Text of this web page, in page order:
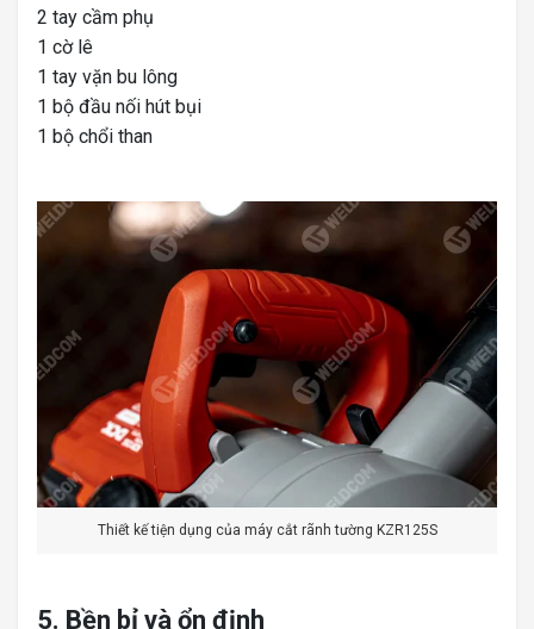
2 tay cầm phụ
1 cờ lê
1 tay vặn bu lông
1 bộ đầu nối hút bụi
1 bộ chổi than
Thiết kế tiện dụng của máy cắt rãnh tường KZR125S
5. Bền bỉ và ổn định